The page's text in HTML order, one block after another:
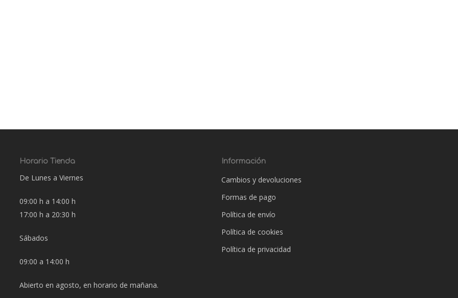
Horario Tienda
De Lunes a Viernes
09:00 h a 14:00 h
17:00 h a 20:30 h
Sábados
09:00 a 14:00 h
Abierto en agosto, en horario de mañana.
Información
Cambios y devoluciones
Formas de pago
Política de envío
Política de cookies
Política de privacidad